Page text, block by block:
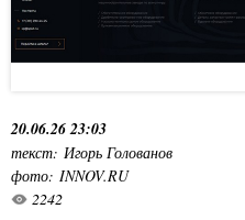
20.06.26 23:03
текст: Игорь Голованов
фото: INNOV.RU
2242